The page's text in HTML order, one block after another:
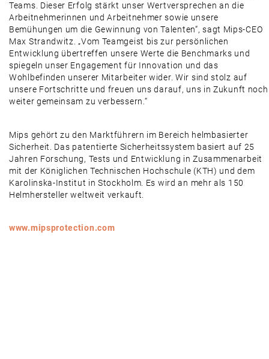
Teams. Dieser Erfolg stärkt unser Wertversprechen an die
Arbeitnehmerinnen und Arbeitnehmer sowie unsere
Bemühungen um die Gewinnung von Talenten“, sagt Mips-CEO
Max Strandwitz. „Vom Teamgeist bis zur persönlichen
Entwicklung übertreffen unsere Werte die Benchmarks und
spiegeln unser Engagement für Innovation und das
Wohlbefinden unserer Mitarbeiter wider. Wir sind stolz auf
unsere Fortschritte und freuen uns darauf, uns in Zukunft noch
weiter gemeinsam zu verbessern.“
Mips gehört zu den Marktführern im Bereich helmbasierter
Sicherheit. Das patentierte Sicherheitssystem basiert auf 25
Jahren Forschung, Tests und Entwicklung in Zusammenarbeit
mit der Königlichen Technischen Hochschule (KTH) und dem
Karolinska-Institut in Stockholm. Es wird an mehr als 150
Helmhersteller weltweit verkauft.
www.mipsprotection.com